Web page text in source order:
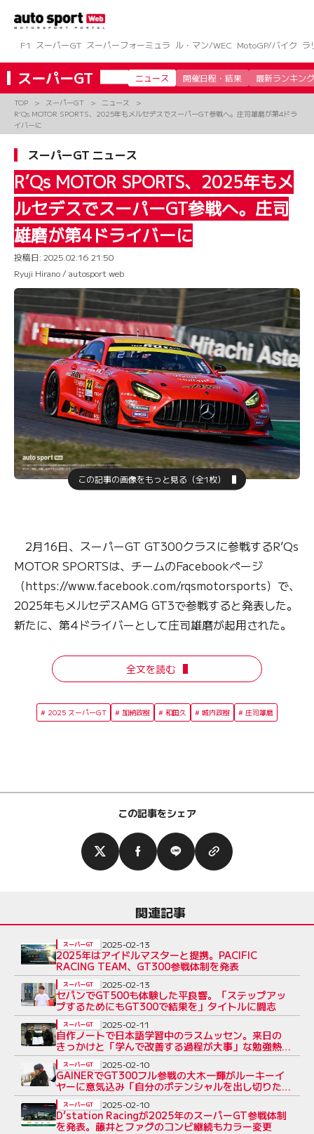
ツ
へ
ス
キ
F1 スーパーGT スーパーフォーミュラ ル・マン/WEC MotoGP/バイク ラ
スーパーGT ニュース 開催日程・結果 最新ランキング
TOP スーパーGT
ニュース
R’Qs MOTOR SPORTS、2025年もメルセデスでスーパーGT参戦へ。庄司雄磨が第4ドラ
イバーに
スーパーGT ニュース
R’Qs MOTOR SPORTS、2025年もメ
ルセデスでスーパーGT参戦へ。庄司
雄磨が第4ドライバーに
投稿日: 2025.02.16 21:50
Ryuji Hirano / autosport web
この記事の画像をもっと見る（全1枚）
2月16日、スーパーGT GT300クラスに参戦するR’Qs
MOTOR SPORTSは、チームのFacebookページ
（https://www.facebook.com/rqsmotorsports）で、
2025年もメルセデスAMG GT3で参戦すると発表した。
新たに、第4ドライバーとして庄司雄磨が起用された。
全文を読む
2025 スーパーGT 加納政樹 和田久 城内政樹 庄司雄磨
この記事をシェア
関連記事
2025年はアイドルマスターと提携。PACIFIC
RACING TEAM、GT300参戦体制を発表
スーパーGT 2025-02-13
セパンでGT500も体験した平良響。「ステップアッ
プするためにもGT300で結果を」タイトルに闘志
スーパーGT 2025-02-13
自作ノートで日本語学習中のラスムッセン。来日の
きっかけと「学んで改善する過程が大事」な勉強熱心
さ
スーパーGT 2025-02-11
GAINERでGT300フル参戦の大木一輝がルーキーイ
ヤーに意気込み「自分のポテンシャルを出し切りた
い」
スーパーGT 2025-02-10
D’station Racingが2025年のスーパーGT参戦体制
を発表。藤井とファグのコンビ継続もカラー変更
スーパーGT 2025-02-10